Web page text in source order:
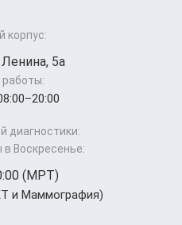
корпус:
5а
диагностики:
Воскресенье:
(МРТ)
и Маммография)